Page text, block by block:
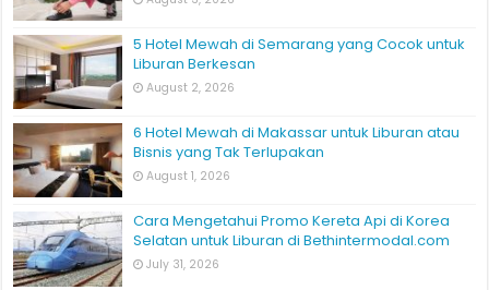
5 Hotel Mewah di Semarang yang Cocok untuk
Liburan Berkesan
August 2, 2026
6 Hotel Mewah di Makassar untuk Liburan atau
Bisnis yang Tak Terlupakan
August 1, 2026
Cara Mengetahui Promo Kereta Api di Korea
Selatan untuk Liburan di Bethintermodal.com
July 31, 2026